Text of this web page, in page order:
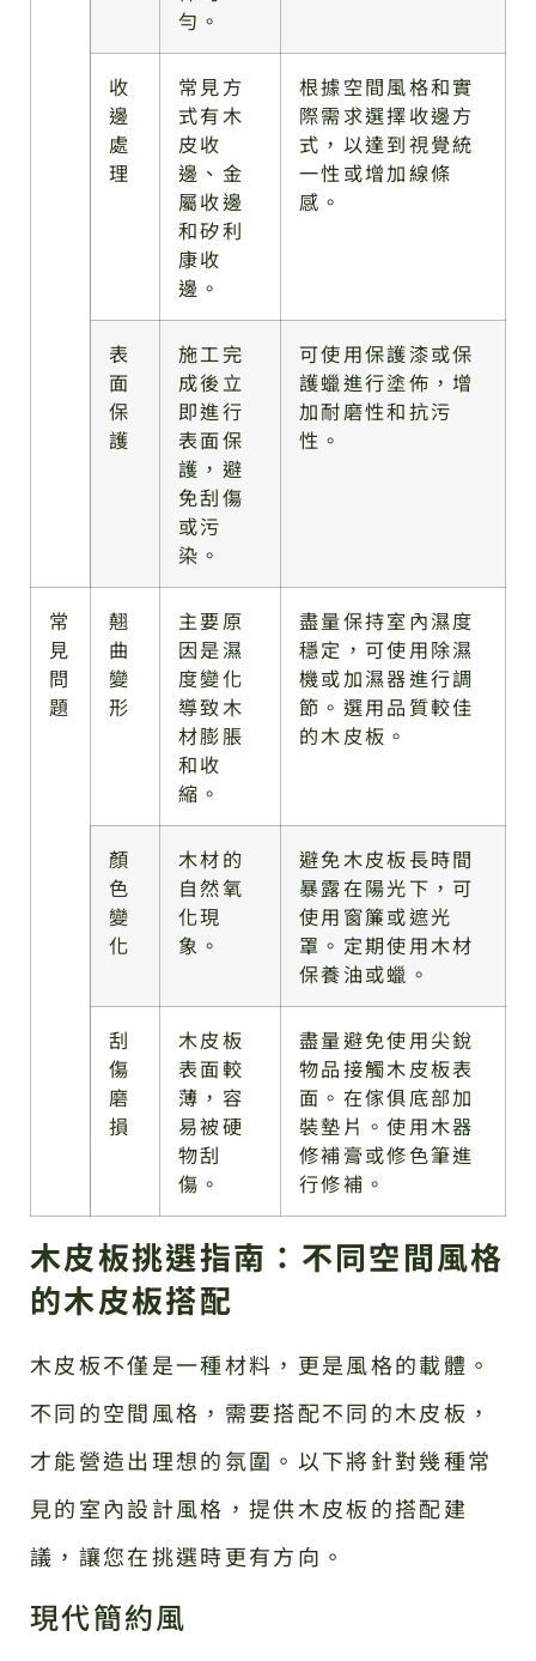
勻。
收
邊
處
理
常見方
式有木
皮收
邊、金
屬收邊
和矽利
康收
邊。
根據空間風格和實
際需求選擇收邊方
式，以達到視覺統
一性或增加線條
感。
表
面
保
護
施工完
成後立
即進行
表面保
護，避
免刮傷
或污
染。
可使用保護漆或保
護蠟進行塗佈，增
加耐磨性和抗污
性。
常
見
問
題
翹
曲
變
形
主要原
因是濕
度變化
導致木
材膨脹
和收
縮。
盡量保持室內濕度
穩定，可使用除濕
機或加濕器進行調
節。選用品質較佳
的木皮板。
顏
色
變
化
木材的
自然氧
化現
象。
避免木皮板長時間
暴露在陽光下，可
使用窗簾或遮光
罩。定期使用木材
保養油或蠟。
刮
傷
磨
損
木皮板
表面較
薄，容
易被硬
物刮
傷。
盡量避免使用尖銳
物品接觸木皮板表
面。在傢俱底部加
裝墊片。使用木器
修補膏或修色筆進
行修補。
木皮板挑選指南：不同空間風格
的木皮板搭配
木皮板不僅是一種材料，更是風格的載體。
不同的空間風格，需要搭配不同的木皮板，
才能營造出理想的氛圍。以下將針對幾種常
見的室內設計風格，提供木皮板的搭配建
議，讓您在挑選時更有方向。
現代簡約風